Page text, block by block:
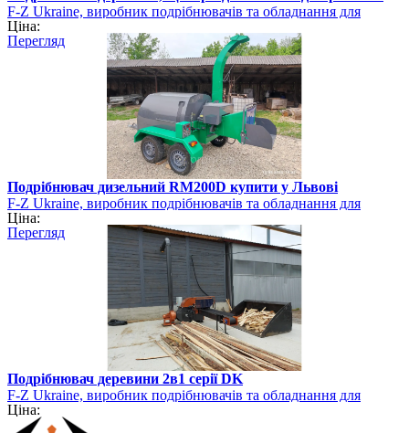
F-Z Ukraine, виробник подрібнювачів та обладнання для
виготовлення біопалива
Ціна:
Перегляд
Подрібнювач дизельний RM200D купити у Львові
F-Z Ukraine, виробник подрібнювачів та обладнання для
виготовлення біопалива
Ціна:
Перегляд
Подрібнювач деревини 2в1 серії DK
F-Z Ukraine, виробник подрібнювачів та обладнання для
виготовлення біопалива
Ціна: